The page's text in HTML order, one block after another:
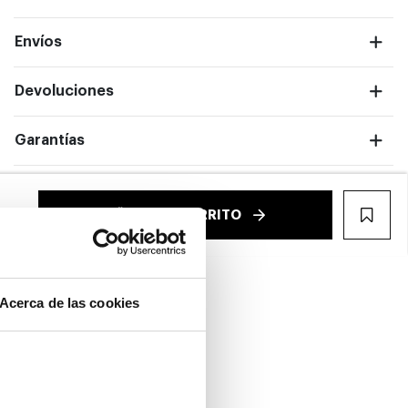
Acerca de las cookies
completa
Envíos
Devoluciones
Garantías
AÑADIR AL CARRITO